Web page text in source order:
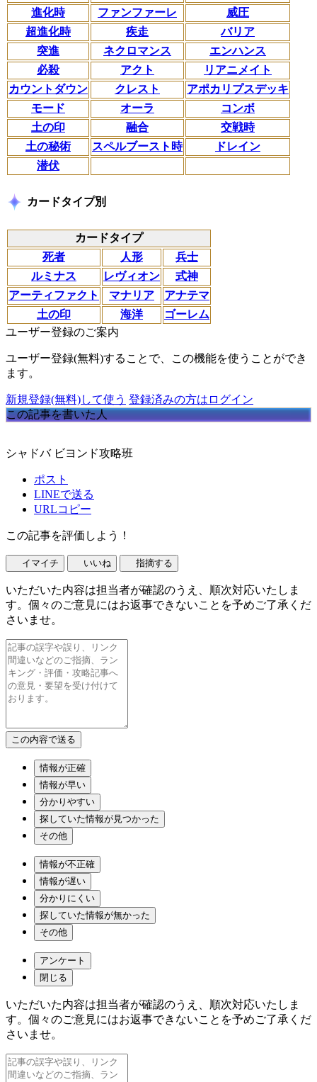
進化時
ファンファーレ
威圧
超進化時
疾走
バリア
突進
ネクロマンス
エンハンス
必殺
アクト
リアニメイト
カウントダウン
クレスト
アポカリプスデッキ
モード
オーラ
コンボ
土の印
融合
交戦時
土の秘術
スペルブースト時
ドレイン
潜伏
カードタイプ別
カードタイプ
死者
人形
兵士
ルミナス
レヴィオン
式神
アーティファクト
マナリア
アナテマ
土の印
海洋
ゴーレム
ユーザー登録のご案内
ユーザー登録(無料)することで、この機能を使うことができ
ます。
新規登録(無料)して使う 登録済みの方はログイン
この記事を書いた人
シャドバ ビヨンド攻略班
ポスト
LINEで送る
URLコピー
この記事を評価しよう！
イマイチ いいね 指摘する
いただいた内容は担当者が確認のうえ、順次対応いたしま
す。個々のご意見にはお返事できないことを予めご了承くだ
さいませ。
情報が正確
情報が早い
分かりやすい
探していた情報が見つかった
その他
情報が不正確
情報が遅い
分かりにくい
探していた情報が無かった
その他
アンケート
閉じる
いただいた内容は担当者が確認のうえ、順次対応いたしま
す。個々のご意見にはお返事できないことを予めご了承くだ
さいませ。